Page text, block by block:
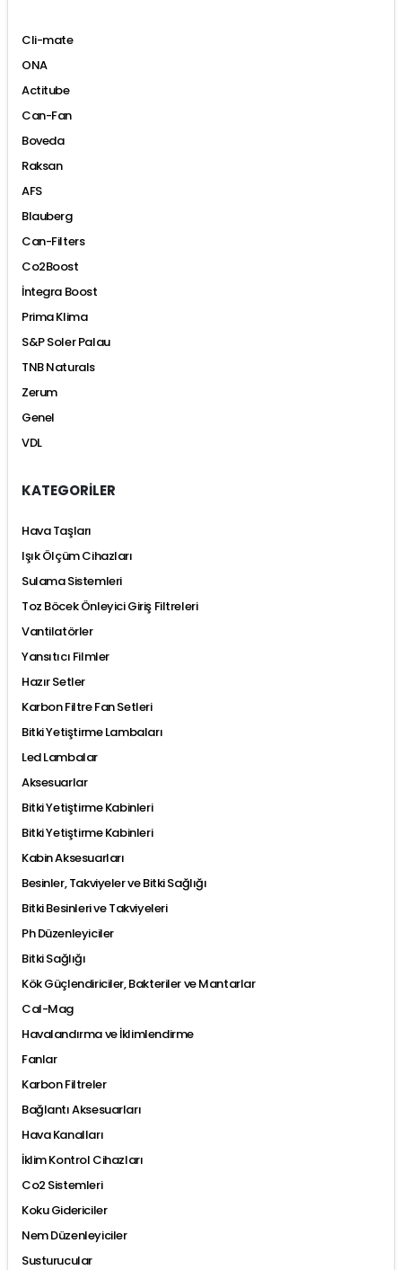
Cli-mate
ONA
Actitube
Can-Fan
Boveda
Raksan
AFS
Blauberg
Can-Filters
Co2Boost
İntegra Boost
Prima Klima
S&P Soler Palau
TNB Naturals
Zerum
Genel
VDL
KATEGORİLER
Hava Taşları
Işık Ölçüm Cihazları
Sulama Sistemleri
Toz Böcek Önleyici Giriş Filtreleri
Vantilatörler
Yansıtıcı Filmler
Hazır Setler
Karbon Filtre Fan Setleri
Bitki Yetiştirme Lambaları
Led Lambalar
Aksesuarlar
Bitki Yetiştirme Kabinleri
Bitki Yetiştirme Kabinleri
Kabin Aksesuarları
Besinler, Takviyeler ve Bitki Sağlığı
Bitki Besinleri ve Takviyeleri
Ph Düzenleyiciler
Bitki Sağlığı
Kök Güçlendiriciler, Bakteriler ve Mantarlar
Cal-Mag
Havalandırma ve İklimlendirme
Fanlar
Karbon Filtreler
Bağlantı Aksesuarları
Hava Kanalları
İklim Kontrol Cihazları
Co2 Sistemleri
Koku Gidericiler
Nem Düzenleyiciler
Susturucular